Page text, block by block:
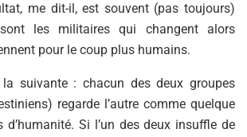
me dit-il, est souvent (pas toujours)
les militaires qui changent alors
pour le coup plus humains.
suivante : chacun des deux groupes
regarde l’autre comme quelque
d’humanité. Si l’un des deux insuffle de